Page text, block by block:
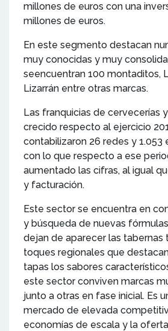
millones de euros con una
millones de euros.
En este segmento destacan
muy conocidas y muy
seencuentran 100 montaditos,
Lizarrán entre otras marcas.
Las franquicias de cervecerías
crecido respecto al ejercicio
contabilizaron 26 redes y 1.053
con lo que respecto a ese
aumentado las cifras, al igual
y facturación.
Este sector se encuentra en
y búsqueda de nuevas
dejan de aparecer las tabernas
toques regionales que
tapas los sabores
este sector conviven marcas
junto a otras en fase inicial. Es
mercado de elevada
economías de escala y la